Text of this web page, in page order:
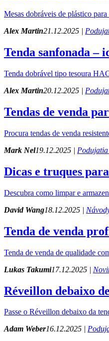
Mesas dobráveis de plástico
Alex Martin21.12.2025 |
Tenda sanfonada –
Tenda dobrável tipo tesoura
Alex Martin20.12.2025 |
Tendas de venda
Procura tendas de venda
Mark Nel19.12.2025 |
Dicas e truques
Descubra como limpar e
David Wang18.12.2025 |
Tenda de venda
Tenda de venda de qualidade
Lukas Takumi17.12.2025 |
Réveillon debaixo
Passe o Réveillon debaixo da
Adam Weber16.12.2025 |